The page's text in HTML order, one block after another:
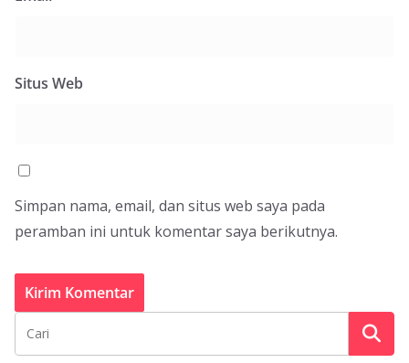
Situs Web
Simpan nama, email, dan situs web saya pada
peramban ini untuk komentar saya berikutnya.